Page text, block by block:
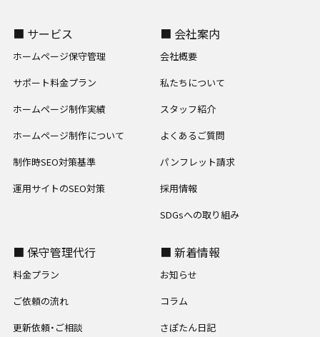
■ サービス
ホームページ保守管理
サポート料金プラン
ホームページ制作実績
ホームページ制作について
制作時SEO対策基準
運用サイトのSEO対策
■ 会社案内
会社概要
私たちについて
スタッフ紹介
よくあるご質問
パンフレット請求
採用情報
SDGsへの取り組み
■ 保守管理代行
料金プラン
ご依頼の流れ
更新依頼・ご相談
■ 新着情報
お知らせ
コラム
さぽたん日記